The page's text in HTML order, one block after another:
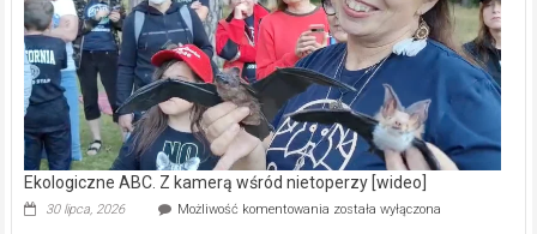
Ekologiczne ABC. Z kamerą wśród nietoperzy [wideo]
30 lipca, 2026 Możliwość komentowania Ekologiczne
została wyłączona